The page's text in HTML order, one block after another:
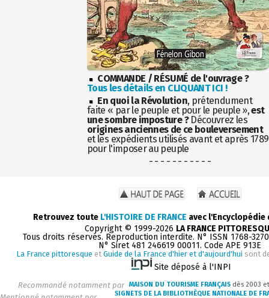
COMMANDE / RÉSUMÉ de l'ouvrage ?
Tous les détails en CLIQUANT ICI !
En quoi la Révolution, prétendument
faite « par le peuple et pour le peuple »,est
une sombre imposture ?Découvrez les
origines anciennes de ce bouleversement
et les expédients utilisés avant et après 1789
pour l'imposer au peuple
- - - - - - - - - - -
Retrouvez toute L'HISTOIRE DE FRANCE avec
Copyright © 1999-2026 LA FRANCE
Tous droits réservés. Reproduction interdite. N° ISSN 1768-
N° Siret 481 246619 00011. Code APE 913E
La France pittoresque et Guide de la France d'hier et d'aujourd'hui sont
Site déposé à l'INPI
Recommandé notamment par MAISON DU TOURISME FRANÇAIS dès 2003
SIGNETS DE LA BIBLIOTHÈQUE NATIONALE DE